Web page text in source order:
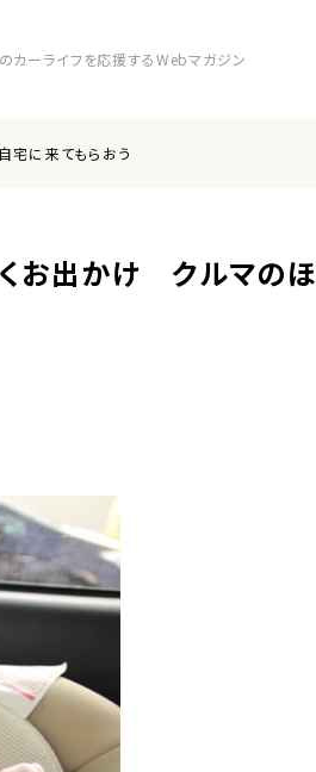
カーライフを応援するWebマガジン
宅に来てもらおう
くお出かけ クルマのほ